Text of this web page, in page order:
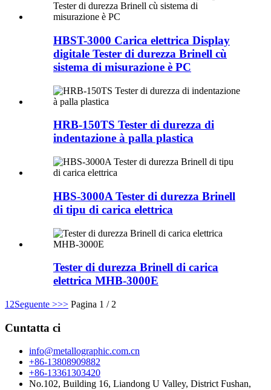
HBST-3000 Carica elettrica Display
digitale Tester di durezza Brinell cù
sistema di misurazione è PC
HRB-150TS Tester di durezza di
indentazione à palla plastica
HBS-3000A Tester di durezza Brinell
di tipu di carica elettrica
Tester di durezza Brinell di carica
elettrica MHB-3000E
1 2Seguente >>> Pagina 1 / 2
Cuntatta ci
info@metallographic.com.cn
+86-13808909882
+86-13361303420
No.102, Building 16, Liandong U Valley, District Fushan,